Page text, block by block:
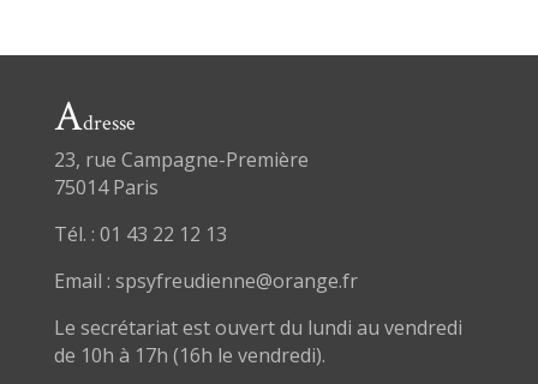
Adresse
23, rue Campagne-Première
75014 Paris
Tél. : 01 43 22 12 13
Email : spsyfreudienne@orange.fr
Le secrétariat est ouvert du lundi au vendredi
de 10h à 17h (16h le vendredi).